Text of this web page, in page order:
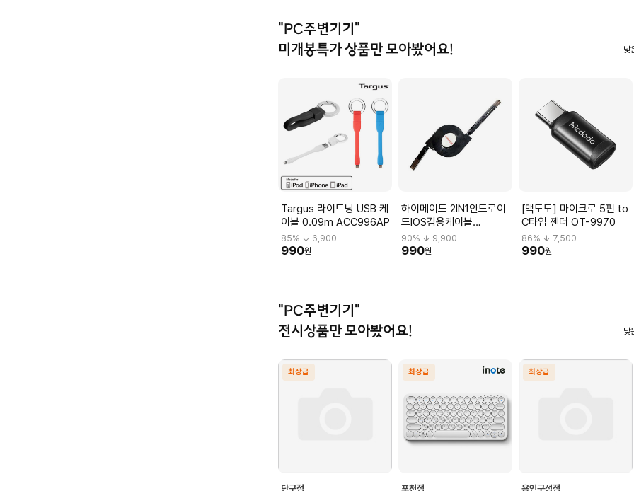
"PC주변기기"
미개봉특가 상품만 모아봤어요!
낮
Targus 라이트닝 USB 케
이블 0.09m ACC996AP
85% ↓ 6,900
990원
하이메이드 2IN1안드로이
드IOS겸용케이블
HIMCAB-H001
90% ↓ 9,900
990원
[맥도도] 마이크로 5핀 to
C타입 젠더 OT-9970
86% ↓ 7,500
990원
"PC주변기기"
전시상품만 모아봤어요!
낮
최상급
단구점
최상급
포천점
최상급
용인구성점